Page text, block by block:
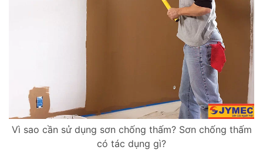
Vì sao cần sử dụng sơn chống thấm? Sơn chống thấm
có tác dụng gì?